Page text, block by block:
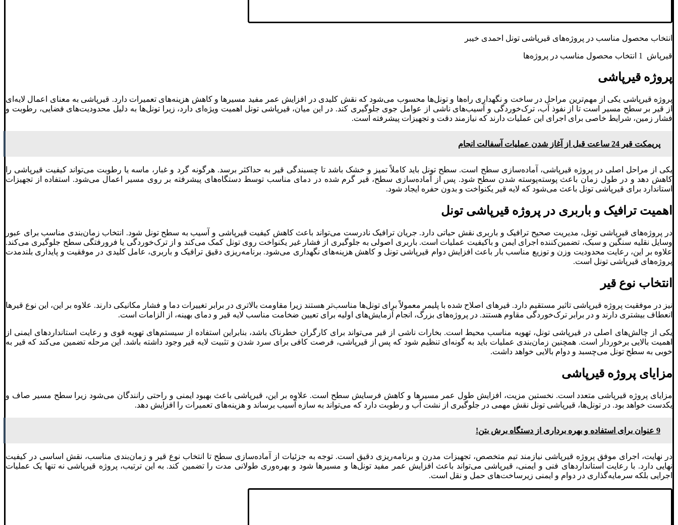
انتخاب محصول مناسب در پروژه‌های قیرپاشی تونل احمدی خیبر
قیرپاش 1 انتخاب محصول مناسب در پروژه‌ها
پروژه قیرپاشی
پروژه قیرپاشی یکی از مهم‌ترین مراحل در ساخت و نگهداری راه‌ها و تونل‌ها محسوب می‌شود که نقش کلیدی در افزایش عمر مفید مسیرها و کاهش هزینه‌های تعمیرات دارد. قیرپاشی به معنای اعمال لایه‌ای
از قیر بر سطح مسیر است تا از نفوذ آب، ترک‌خوردگی و آسیب‌های ناشی از عوامل جوی جلوگیری کند. در این میان، قیرپاشی تونل اهمیت ویژه‌ای دارد، زیرا تونل‌ها به دلیل محدودیت‌های فضایی، رطوبت و
فشار زمین، شرایط خاصی برای اجرای این عملیات دارند که نیازمند دقت و تجهیزات پیشرفته است.
پریمکت قیر 24 ساعت قبل از آغاز شدن عملیات آسفالت انجام
یکی از مراحل اصلی در پروژه قیرپاشی، آماده‌سازی سطح است. سطح تونل باید کاملاً تمیز و خشک باشد تا چسبندگی قیر به حداکثر برسد. هرگونه گرد و غبار، ماسه یا رطوبت می‌تواند کیفیت قیرپاشی را
کاهش دهد و در طول زمان باعث پوسته‌پوسته شدن سطح شود. پس از آماده‌سازی سطح، قیر گرم شده در دمای مناسب توسط دستگاه‌های پیشرفته بر روی مسیر اعمال می‌شود. استفاده از تجهیزات
استاندارد برای قیرپاشی تونل باعث می‌شود که لایه قیر یکنواخت و بدون حفره ایجاد شود.
اهمیت ترافیک و باربری در پروژه قیرپاشی تونل
در پروژه‌های قیرپاشی تونل، مدیریت صحیح ترافیک و باربری نقش حیاتی دارد. جریان ترافیک نادرست می‌تواند باعث کاهش کیفیت قیرپاشی و آسیب به سطح تونل شود. انتخاب زمان‌بندی مناسب برای عبور
وسایل نقلیه سنگین و سبک، تضمین‌کننده اجرای ایمن و باکیفیت عملیات است. باربری اصولی به جلوگیری از فشار غیر یکنواخت روی تونل کمک می‌کند و از ترک‌خوردگی یا فرورفتگی سطح جلوگیری می‌کند.
علاوه بر این، رعایت محدودیت وزن و توزیع مناسب بار باعث افزایش دوام قیرپاشی تونل و کاهش هزینه‌های نگهداری می‌شود. برنامه‌ریزی دقیق ترافیک و باربری، عامل کلیدی در موفقیت و پایداری بلندمدت
پروژه‌های قیرپاشی تونل است.
انتخاب نوع قیر
نیز در موفقیت پروژه قیرپاشی تاثیر مستقیم دارد. قیرهای اصلاح شده با پلیمر معمولاً برای تونل‌ها مناسب‌تر هستند زیرا مقاومت بالاتری در برابر تغییرات دما و فشار مکانیکی دارند. علاوه بر این، این نوع قیرها
انعطاف بیشتری دارند و در برابر ترک‌خوردگی مقاوم هستند. در پروژه‌های بزرگ، انجام آزمایش‌های اولیه برای تعیین ضخامت مناسب لایه قیر و دمای بهینه، از الزامات است.
یکی از چالش‌های اصلی در قیرپاشی تونل، تهویه مناسب محیط است. بخارات ناشی از قیر می‌تواند برای کارگران خطرناک باشد، بنابراین استفاده از سیستم‌های تهویه قوی و رعایت استانداردهای ایمنی از
اهمیت بالایی برخوردار است. همچنین زمان‌بندی عملیات باید به گونه‌ای تنظیم شود که پس از قیرپاشی، فرصت کافی برای سرد شدن و تثبیت لایه قیر وجود داشته باشد. این مرحله تضمین می‌کند که قیر به
خوبی به سطح تونل می‌چسبد و دوام بالایی خواهد داشت.
مزایای پروژه قیرپاشی
مزایای پروژه قیرپاشی متعدد است. نخستین مزیت، افزایش طول عمر مسیرها و کاهش فرسایش سطح است. علاوه بر این، قیرپاشی باعث بهبود ایمنی و راحتی رانندگان می‌شود زیرا سطح مسیر صاف و
یکدست خواهد بود. در تونل‌ها، قیرپاشی تونل نقش مهمی در جلوگیری از نشت آب و رطوبت دارد که می‌تواند به سازه آسیب برساند و هزینه‌های تعمیرات را افزایش دهد.
9 عنوان برای استفاده و بهره برداری از دستگاه برش بتن!
در نهایت، اجرای موفق پروژه قیرپاشی نیازمند تیم متخصص، تجهیزات مدرن و برنامه‌ریزی دقیق است. توجه به جزئیات از آماده‌سازی سطح تا انتخاب نوع قیر و زمان‌بندی مناسب، نقش اساسی در کیفیت
نهایی دارد. با رعایت استانداردهای فنی و ایمنی، قیرپاشی می‌تواند باعث افزایش عمر مفید تونل‌ها و مسیرها شود و بهره‌وری طولانی مدت را تضمین کند. به این ترتیب، پروژه قیرپاشی نه تنها یک عملیات
اجرایی بلکه سرمایه‌گذاری در دوام و ایمنی زیرساخت‌های حمل و نقل است.